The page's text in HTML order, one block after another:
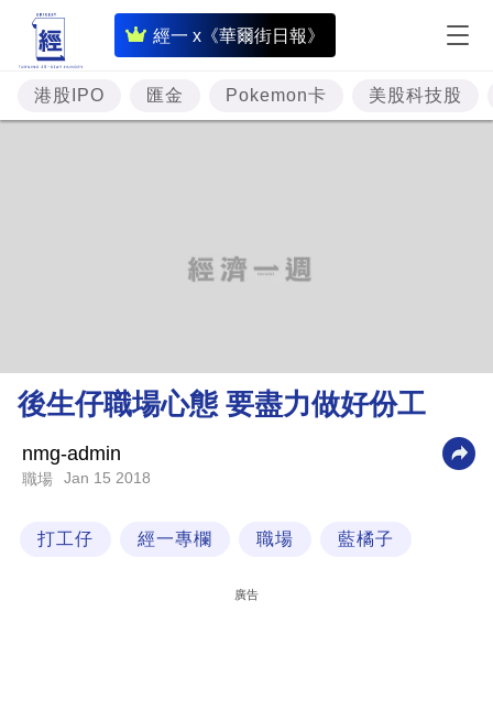
經一 x《華爾街日報》
即
時
財
經
理
財
業
技
港股IPO 匯金 Pokemon卡 美股科技股
後生仔職場心態 要盡力做好份工
nmg-admin
職場 Jan 15 2018
打工仔 經一專欄 職場 藍橘子
廣告